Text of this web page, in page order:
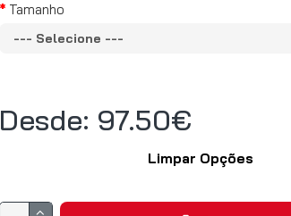
Desde: 97.50€
Tamanho
Limpar Opções